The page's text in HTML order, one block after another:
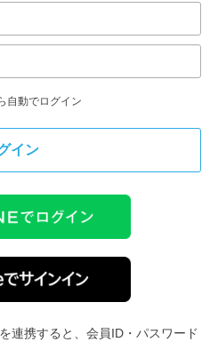
自動でログイン
イン
連携すると、会員ID・パスワード